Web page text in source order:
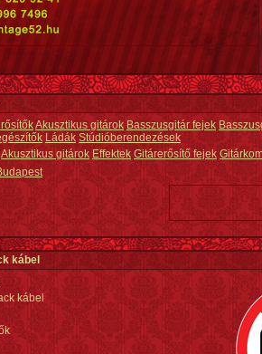
Akusztikus gitárok Basszusgitár fejek
Ládák Stúdióberendezések
Akusztikus gitárok Effektek Gitárerősítő fejek
kábel
kábel